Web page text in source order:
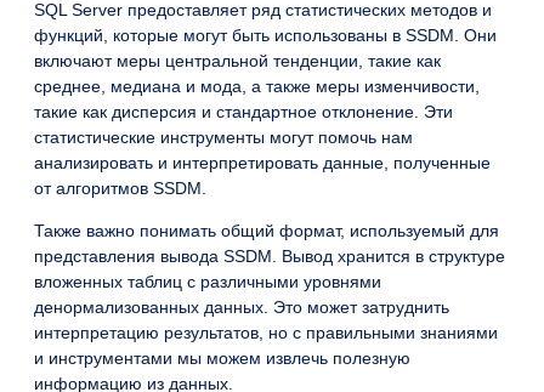
SQL Server предоставляет ряд статистических методов и
функций, которые могут быть использованы в SSDM. Они
включают меры центральной тенденции, такие как
среднее, медиана и мода, а также меры изменчивости,
такие как дисперсия и стандартное отклонение. Эти
статистические инструменты могут помочь нам
анализировать и интерпретировать данные, полученные
от алгоритмов SSDM.
Также важно понимать общий формат, используемый для
представления вывода SSDM. Вывод хранится в структуре
вложенных таблиц с различными уровнями
денормализованных данных. Это может затруднить
интерпретацию результатов, но с правильными знаниями
и инструментами мы можем извлечь полезную
информацию из данных.